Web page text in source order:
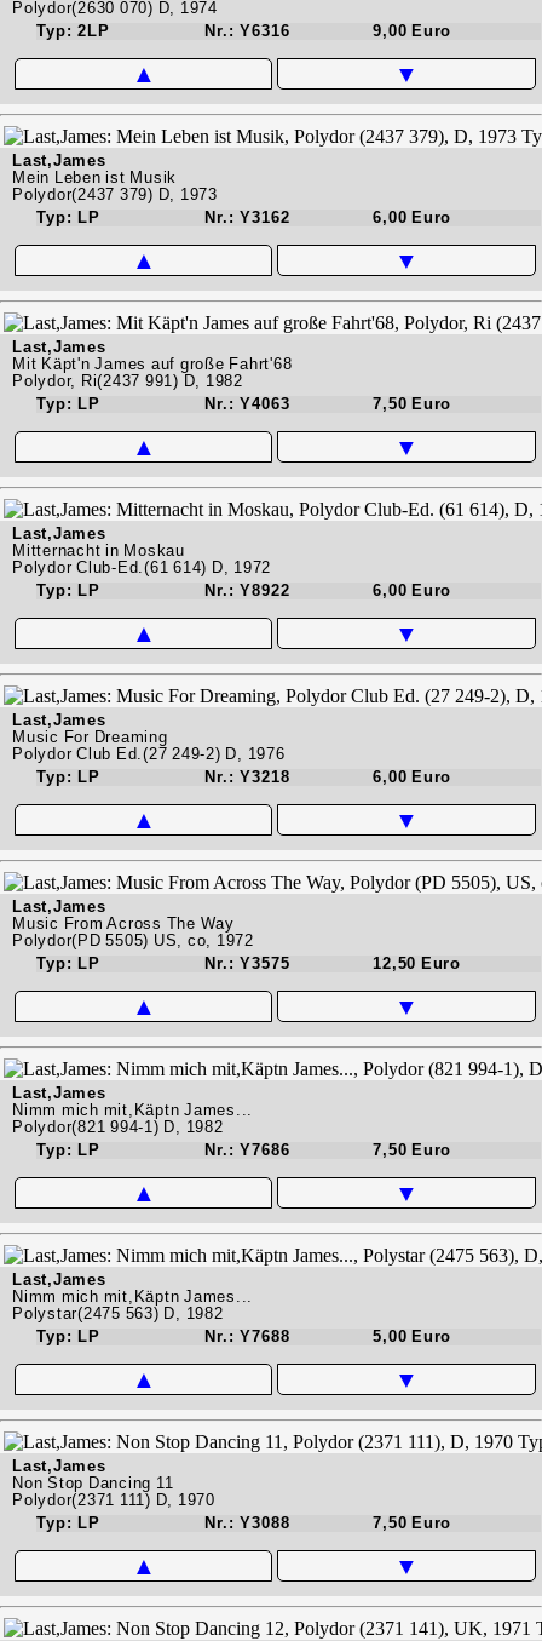
Polydor(2630 070) D, 1974
Typ: 2LP
Nr.: Y6316 9,00 Euro
▲ ▼
Last,James
Mein Leben ist Musik
Polydor(2437 379) D, 1973
Typ: LP
Nr.: Y3162 6,00 Euro
▲ ▼
Last,James
Mit Käpt'n James auf große Fahrt'68
Polydor, Ri(2437 991) D, 1982
Typ: LP
Nr.: Y4063 7,50 Euro
▲ ▼
Last,James
Mitternacht in Moskau
Polydor Club-Ed.(61 614) D, 1972
Typ: LP
Nr.: Y8922 6,00 Euro
▲ ▼
Last,James
Music For Dreaming
Polydor Club Ed.(27 249-2) D, 1976
Typ: LP
Nr.: Y3218 6,00 Euro
▲ ▼
Last,James
Music From Across The Way
Polydor(PD 5505) US, co, 1972
Typ: LP
Nr.: Y3575 12,50 Euro
▲ ▼
Last,James
Nimm mich mit,Käptn James...
Polydor(821 994-1) D, 1982
Typ: LP
Nr.: Y7686 7,50 Euro
▲ ▼
Last,James
Nimm mich mit,Käptn James...
Polystar(2475 563) D, 1982
Typ: LP
Nr.: Y7688 5,00 Euro
▲ ▼
Last,James
Non Stop Dancing 11
Polydor(2371 111) D, 1970
Typ: LP
Nr.: Y3088 7,50 Euro
▲ ▼